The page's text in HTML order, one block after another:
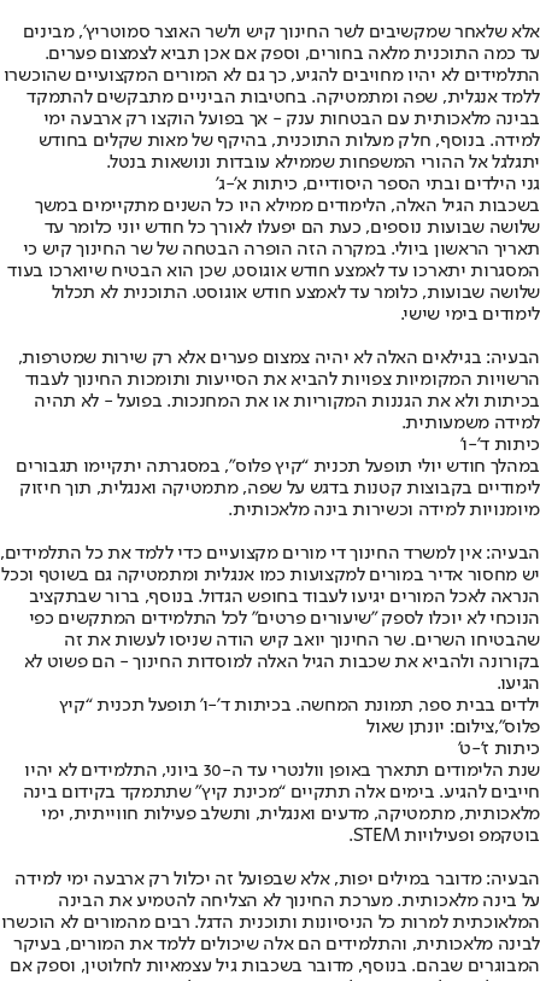
אלא שלאחר שמקשיבים לשר החינוך קיש ולשר האוצר סמוטריץ', מבינים
עד כמה התוכנית מלאה בחורים, וספק אם אכן תביא לצמצום פערים.
התלמידים לא יהיו מחויבים להגיע, כך גם לא המורים המקצועיים שהוכשרו
ללמד אנגלית, שפה ומתמטיקה. בחטיבות הביניים מתבקשים להתמקד
בבינה מלאכותית עם הבטחות ענק - אך בפועל הוקצו רק ארבעה ימי
למידה. בנוסף, חלק מעלות התוכנית, בהיקף של מאות שקלים בחודש
יתגלגל אל ההורי המשפחות שממילא עובדות ונושאות בנטל.
גני הילדים ובתי הספר היסודיים, כיתות א'-ג'
בשכבות הגיל האלה, הלימודים ממילא היו כל השנים מתקיימים במשך
שלושה שבועות נוספים, כעת הם יפעלו לאורך כל חודש יוני כלומר עד
תאריך הראשון ביולי. במקרה הזה הופרה הבטחה של שר החינוך קיש כי
המסגרות יתארכו עד לאמצע חודש אוגוסט, שכן הוא הבטיח שיוארכו בעוד
שלושה שבועות, כלומר עד לאמצע חודש אוגוסט. התוכנית לא תכלול
לימודים בימי שישי.
הבעיה: בגילאים האלה לא יהיה צמצום פערים אלא רק שירות שמטרפות,
הרשויות המקומיות צפויות להביא את הסייעות ותומכות החינוך לעבוד
בכיתות ולא את הגננות המקוריות או את המחנכות. בפועל - לא תהיה
למידה משמעותית.
כיתות ד'-ו'
במהלך חודש יולי תופעל תכנית “קיץ פלוס”, במסגרתה יתקיימו תגבורים
לימודיים בקבוצות קטנות בדגש על שפה, מתמטיקה ואנגלית, תוך חיזוק
מיומנויות למידה וכשירות בינה מלאכותית.
הבעיה: אין למשרד החינוך די מורים מקצועיים כדי ללמד את כל התלמידים,
יש מחסור אדיר במורים למקצועות כמו אנגלית ומתמטיקה גם בשוטף וככל
הנראה לאכל המורים יגיעו לעבוד בחופש הגדול. בנוסף, ברור שבתקציב
הנוכחי לא יוכלו לספק "שיעורים פרטים" לכל התלמידים המתקשים כפי
שהבטיחו השרים. שר החינוך יואב קיש הודה שניסו לעשות את זה
בקורונה ולהביא את שכבות הגיל האלה למוסדות החינוך - הם פשוט לא
הגיעו.
ילדים בבית ספר, תמונת המחשה. בכיתות ד'-ו' תופעל תכנית “קיץ
פלוס”,צילום: יונתן שאול
כיתות ז'-ט'
שנת הלימודים תתארך באופן וולנטרי עד ה-30 ביוני, התלמידים לא יהיו
חייבים להגיע. בימים אלה תתקיים “מכינת קיץ” שתתמקד בקידום בינה
מלאכותית, מתמטיקה, מדעים ואנגלית, ותשלב פעילות חווייתית, ימי
בוטקמפ ופעילויות STEM.
הבעיה: מדובר במילים יפות, אלא שבפועל זה יכלול רק ארבעה ימי למידה
על בינה מלאכותית. מערכת החינוך לא הצליחה להטמיע את הבינה
המלאוכתית למרות כל הניסיונות ותוכנית הדגל. רבים מהמורים לא הוכשרו
לבינה מלאכותית, והתלמידים הם אלה שיכולים ללמד את המורים, בעיקר
המבוגרים שבהם. בנוסף, מדובר בשכבות גיל עצמאיות לחלוטין, וספק אם